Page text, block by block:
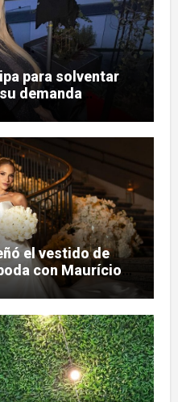
para solventar
demanda
el vestido de
con Maurício